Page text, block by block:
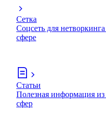
Сетка
Соцсеть для
сфере
Статьи
Полезная информация
сфер